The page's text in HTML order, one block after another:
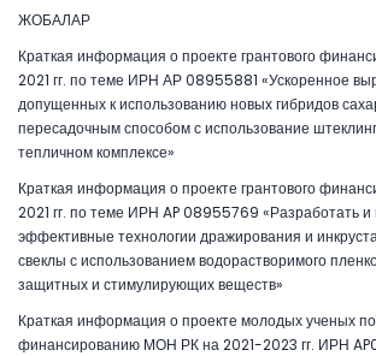
ЖОБАЛАР
Краткая информация о проекте грантового
2021 гг. по теме ИРН АР 08955881 «Ускоренное
допущенных к использованию новых гибридов
пересадочным способом с использование
тепличном комплексе»
Краткая информация о проекте грантового
2021 гг. по теме ИРН AP 08955769 «Разработать и
эффективные технологии дражирования и
свеклы с использованием водорастворимого
защитных и стимулирующих веществ»
Краткая информация о проекте молодых ученых
финансированию МОН РК на 2021-2023 гг. ИРН